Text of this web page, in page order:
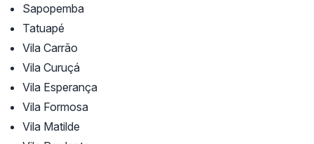
Sapopemba
Tatuapé
Vila Carrão
Vila Curuçá
Vila Esperança
Vila Formosa
Vila Matilde